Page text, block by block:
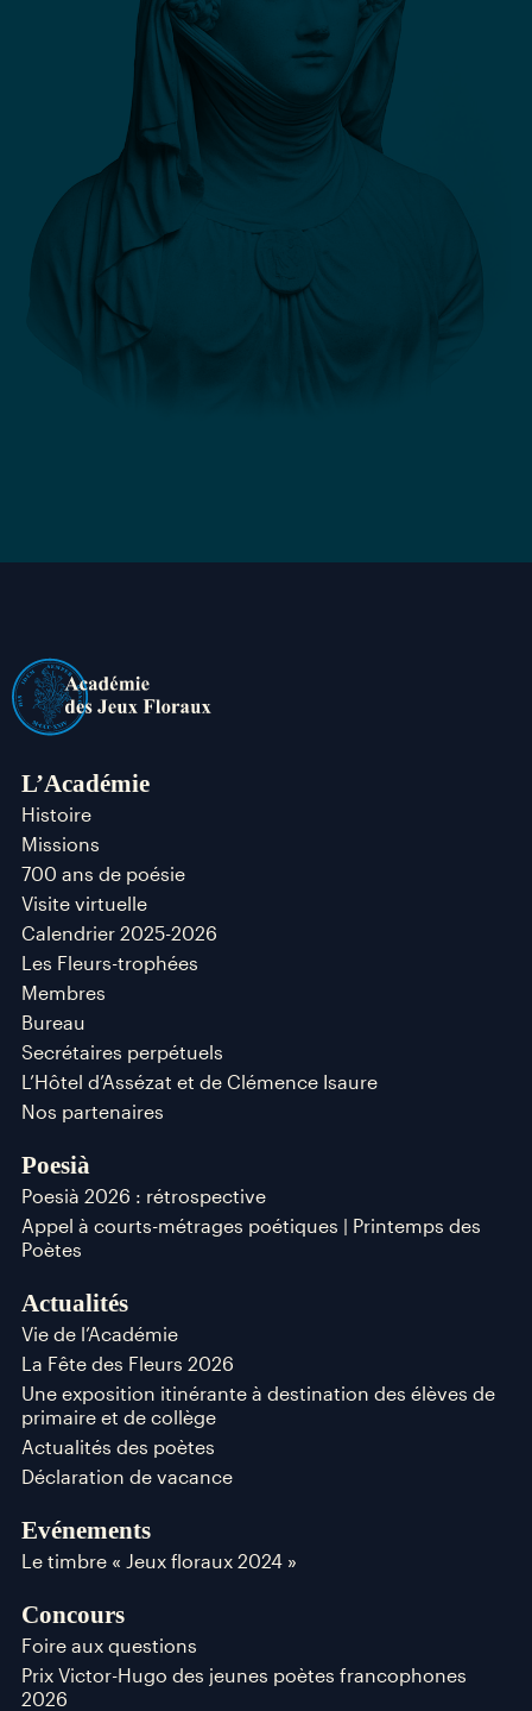
L’Académie
Histoire
Missions
700 ans de poésie
Visite virtuelle
Calendrier 2025-2026
Les Fleurs-trophées
Membres
Bureau
Secrétaires perpétuels
L’Hôtel d’Assézat et de Clémence Isaure
Nos partenaires
Poesià
Poesià 2026 : rétrospective
Appel à courts-métrages poétiques | Printemps des
Poètes
Actualités
Vie de l’Académie
La Fête des Fleurs 2026
Une exposition itinérante à destination des élèves de
primaire et de collège
Actualités des poètes
Déclaration de vacance
Evénements
Le timbre « Jeux floraux 2024 »
Concours
Foire aux questions
Prix Victor-Hugo des jeunes poètes francophones
2026